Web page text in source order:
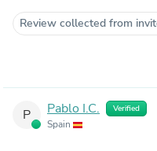
Review collected from
P Pablo I.C. Verified
Spain